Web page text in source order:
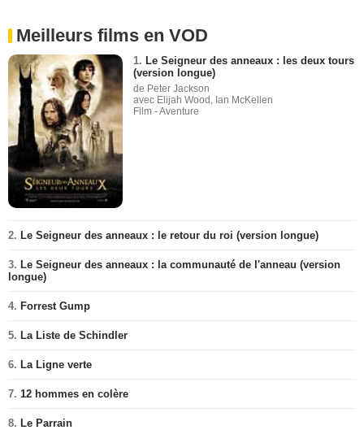
Meilleurs films en VOD
1. Le Seigneur des anneaux : les deux tours
(version longue)
de Peter Jackson
avec Elijah Wood, Ian McKellen
Film - Aventure
2. Le Seigneur des anneaux : le retour du roi (version longue)
3. Le Seigneur des anneaux : la communauté de l'anneau (version
longue)
4. Forrest Gump
5. La Liste de Schindler
6. La Ligne verte
7. 12 hommes en colère
8. Le Parrain